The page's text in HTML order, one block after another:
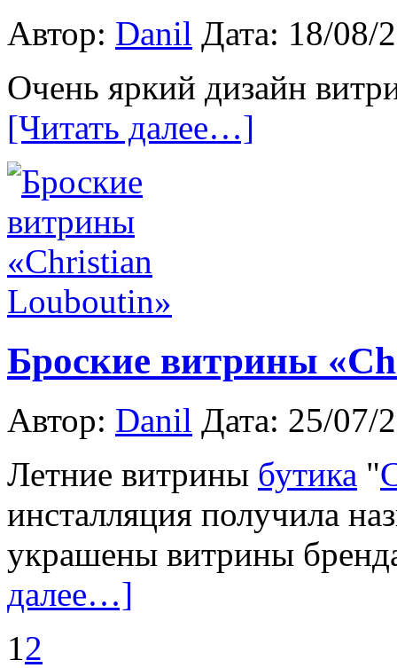
Автор: Danil Дата: 18/08/
Очень яркий дизайн
[Читать далее…]
Броские витрины
Автор: Danil Дата: 25/07/
Летние витрины бутика "
инсталляция получила
украшены витрины
далее…]
12